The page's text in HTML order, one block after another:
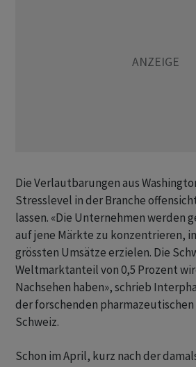
Die Verlautbarungen aus
Stresslevel in der Branche
lassen. «Die Unternehmen werden
auf jene Märkte zu konzentrieren,
grössten Umsätze erzielen. Die
Weltmarktanteil von 0,5 Prozent
Nachsehen haben», schrieb
der forschenden
Schweiz.
Schon im April, kurz nach der